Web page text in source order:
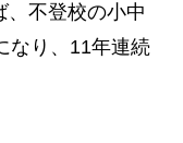
、不登校の小中
なり、11年連続